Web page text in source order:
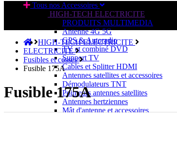
Tous nos Accessoires
HIGH-TECH ELECTRICITE
PRODUITS MULTIMEDIA
Antenne 4G 5G
GPS & Autoradio
TV et combiné DVD
Support TV
Cables et Splitter HDMI
Antennes satellites et accessoires
Démodulateurs TNT
Pointeurs antennes satellites
Antennes hertziennes
Mât d'antenne et accessoires
HIGH-TECH ELECTRICITE
ELECTRICITE
Fusibles et cosses
Fusible 175A
Fusible 175A